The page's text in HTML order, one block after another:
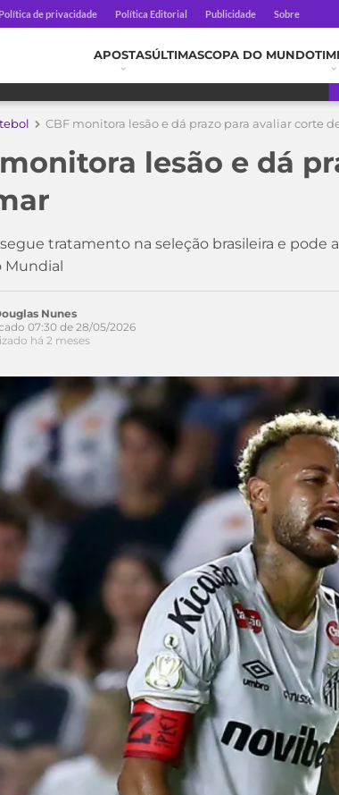
Política de privacidade Política Editorial Publicidade Sobre
APOSTASÚLTIMASCOPA DO MUNDO
CBF monitora lesão e dá prazo para avaliar corte
lesão e dá
tratamento na seleção brasileira e
Mundial
Nunes
07:30 de 28/05/2026
há 2 meses